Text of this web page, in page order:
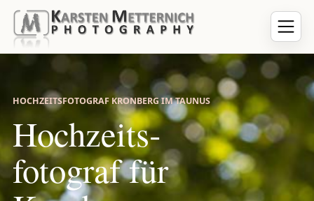
HOCHZEITSFOTOGRAF KRONBERG IM TAUNUS
Hochzeits­
fotograf für